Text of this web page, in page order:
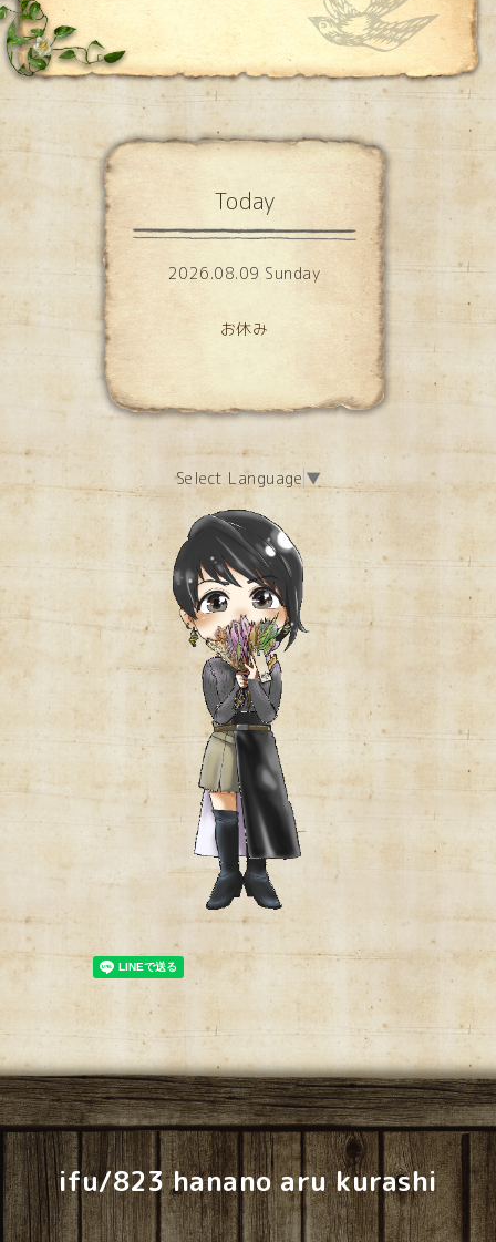
Today
2026.08.09 Sunday
お休み
Select Language ▼
ifu/823 hanano aru kurashi